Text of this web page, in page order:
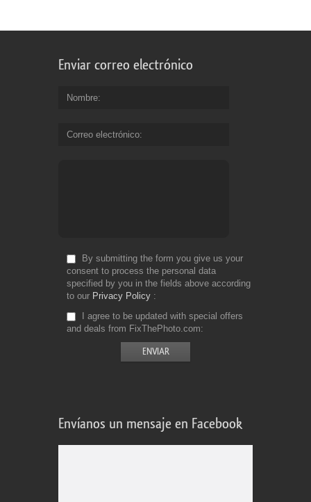
Enviar correo electrónico
Nombre
Correo electrónico
By submitting the form you give us your
consent to process the personal data
specified by you in the fields above according
to our Privacy Policy
I agree to be updated with special offers
and deals from FixThePhoto.com
Envíanos un mensaje en Facebook